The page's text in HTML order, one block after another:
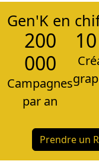
Gen'K en
200
000
Campagnes
par an
Prendre un